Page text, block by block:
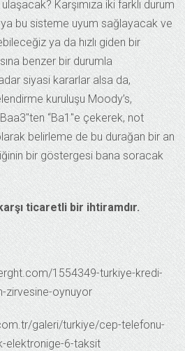
Karşımıza iki farklı durum
ya bu sisteme uyum sağlayacak ve
ya da hızlı giden bir
benzer bir durumla
siyasi kararlar alsa da,
kuruluşu Moody’s,
“Ba1″e çekerek, not
belirleme de bu durağan bir an
bir göstergesi bana soracak
ticaretli bir ihtiramdır.
1554349-turkiye-kredi-
zirvesine-oynuyor
galeri/turkiye/cep-telefonu-
elektronige-6-taksit